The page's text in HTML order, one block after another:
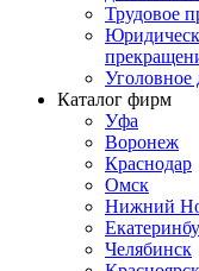
Трудовое
Уголовное
Каталог фирм
Уфа
Воронеж
Краснодар
Омск
Нижний
Челябинск